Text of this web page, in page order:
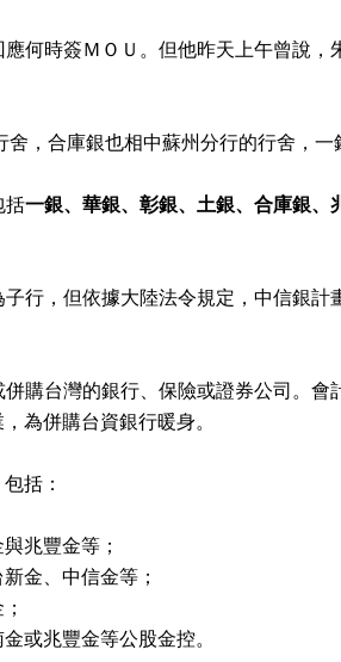
何時簽ＭＯＵ。但他昨天上午曾說
，合庫銀也相中蘇州分行的行舍，一
括一銀、華銀、彰銀、土銀、合庫銀、
行，但依據大陸法令規定，中信銀
購台灣的銀行、保險或證券公司。
為併購台資銀行暖身。
括：
兆豐金等；
金、中信金等；
或兆豐金等公股金控。